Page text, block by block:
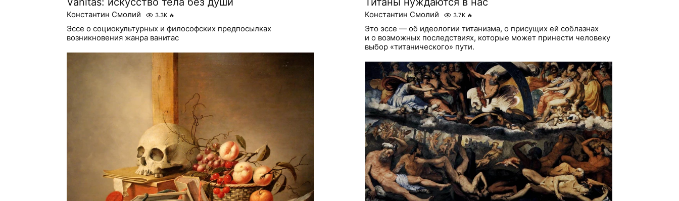
Константин Смолий 3.3K 🔥
Эссе о социокультурных и философских предпосылках
возникновения жанра ванитас
Константин Смолий 3.7K 🔥
Это эссе — об идеологии титанизма, о присущих ей соблазнах
и о возможных последствиях, которые может принести человеку
выбор «титанического» пути.